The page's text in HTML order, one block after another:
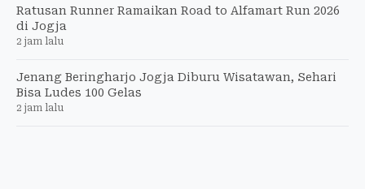
Ratusan Runner Ramaikan Road to Alfamart Run 2026
di Jogja
2 jam lalu
Jenang Beringharjo Jogja Diburu Wisatawan, Sehari
Bisa Ludes 100 Gelas
2 jam lalu